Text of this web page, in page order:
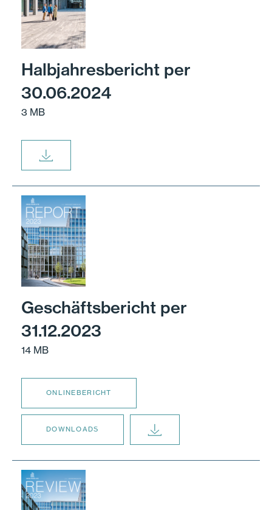
Halbjahresbericht per
30.06.2024
3 MB
Geschäftsbericht per
31.12.2023
14 MB
ONLINEBERICHT
DOWNLOADS